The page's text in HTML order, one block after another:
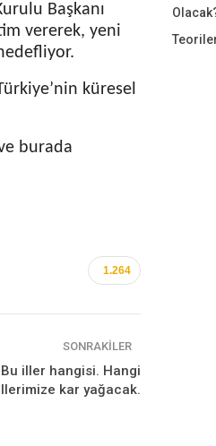
Başkanı
vererek, yeni
küresel
burada
1.264
SONRAKILER
iller hangisi. Hangi
kar yağacak.